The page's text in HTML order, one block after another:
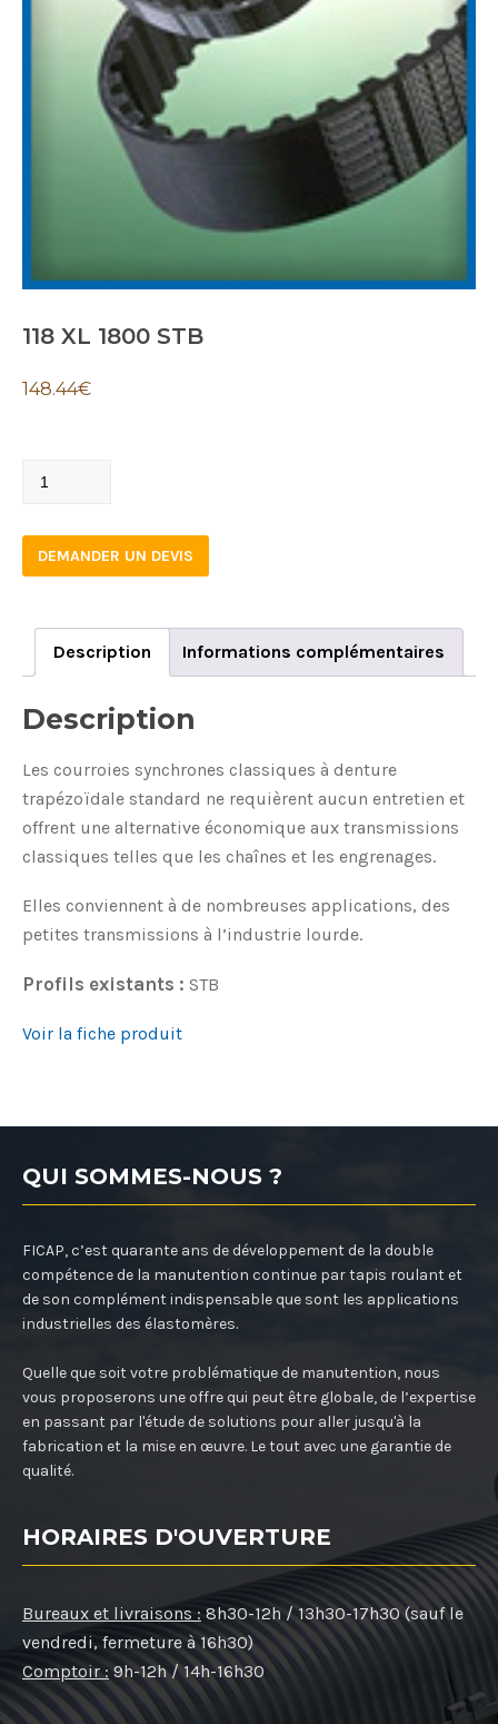
118 XL 1800 STB
148.44€
118
1800
STB
DEMANDER UN DEVIS
Description Informations complémentaires
Description
Les courroies synchrones classiques à denture
trapézoïdale standard ne requièrent aucun entretien et
offrent une alternative économique aux transmissions
classiques telles que les chaînes et les engrenages.
Elles conviennent à de nombreuses applications, des
petites transmissions à l’industrie lourde.
Profils existants : STB
Voir la fiche produit
QUI SOMMES-NOUS ?
FICAP, c’est quarante ans de développement de la double
compétence de la manutention continue par tapis roulant et
de son complément indispensable que sont les applications
industrielles des élastomères.
Quelle que soit votre problématique de manutention, nous
vous proposerons une offre qui peut être globale, de l’expertise
en passant par l'étude de solutions pour aller jusqu'à la
fabrication et la mise en œuvre. Le tout avec une garantie de
qualité.
HORAIRES D'OUVERTURE
Bureaux et livraisons : 8h30-12h / 13h30-17h30 (sauf le
vendredi, fermeture à 16h30)
Comptoir : 9h-12h / 14h-16h30